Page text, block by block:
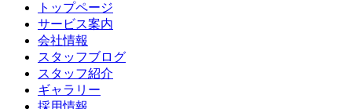
トップページ
サービス案内
会社情報
スタッフブログ
スタッフ紹介
ギャラリー